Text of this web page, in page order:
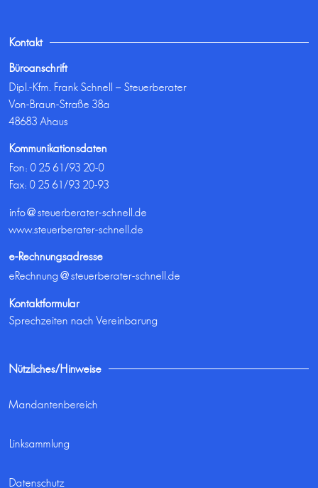
Kontakt
Büroanschrift
Dipl.-Kfm. Frank Schnell – Steuerberater
Von-Braun-Straße 38a
48683 Ahaus
Kommunikationsdaten
Fon:0 25 61/93 20-0
Fax: 0 25 61/93 20-93
info@steuerberater-schnell.de
www.steuerberater-schnell.de
e-Rechnungsadresse
eRechnung@steuerberater-schnell.de
Kontaktformular
Sprechzeiten nach Vereinbarung
Nützliches/Hinweise
Mandantenbereich
Linksammlung
Datenschutz